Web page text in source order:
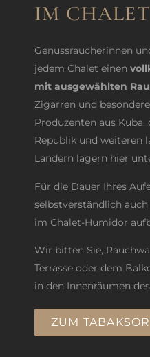
IM
Genussraucherinnen
jedem Chalet einen
mit ausgewählten
Zigarren und
Produzenten aus
Republik und weiteren
Ländern lagern hier
Für die Dauer Ihres
selbstverständlich
im Chalet-Humidor
Wir bitten Sie,
Terrasse oder dem
in den Innenräumen
ZUM